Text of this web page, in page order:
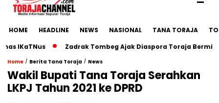
HOME HEADLINE NEWS NASIONAL TANA TORAJA
Zadrak Tombeg Ajak Diaspora Toraja Bermimpi
Home / Berita Tana Toraja / News
Wakil Bupati Tana Toraja Serahkan
LKPJ Tahun 2021 ke DPRD